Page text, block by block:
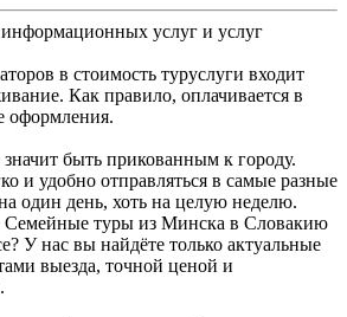
информационных услуг и услуг
в стоимость туруслуги входит
Как правило, оплачивается в
оформления.
быть прикованным к городу.
и удобно отправляться в самые разные
один день, хоть на целую неделю.
Семейные туры из Минска в Словакию
У нас вы найдёте только актуальные
выезда, точной ценой и